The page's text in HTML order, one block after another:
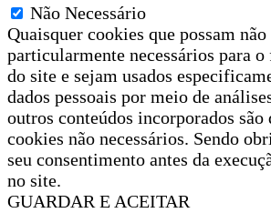
Não Necessário
Quaisquer cookies que possam não
particularmente necessários para
do site e sejam usados
dados pessoais por meio de
outros conteúdos incorporados são
cookies não necessários. Sendo
seu consentimento antes da
no site.
GUARDAR E ACEITAR